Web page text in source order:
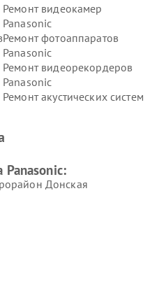
Ремонт видеокамер
Panasonic
Ремонт фотоаппаратов
Panasonic
Ремонт видеорекордеров
Panasonic
Ремонт акустических систем
панелей Panasonic
Panasonic:
Донская